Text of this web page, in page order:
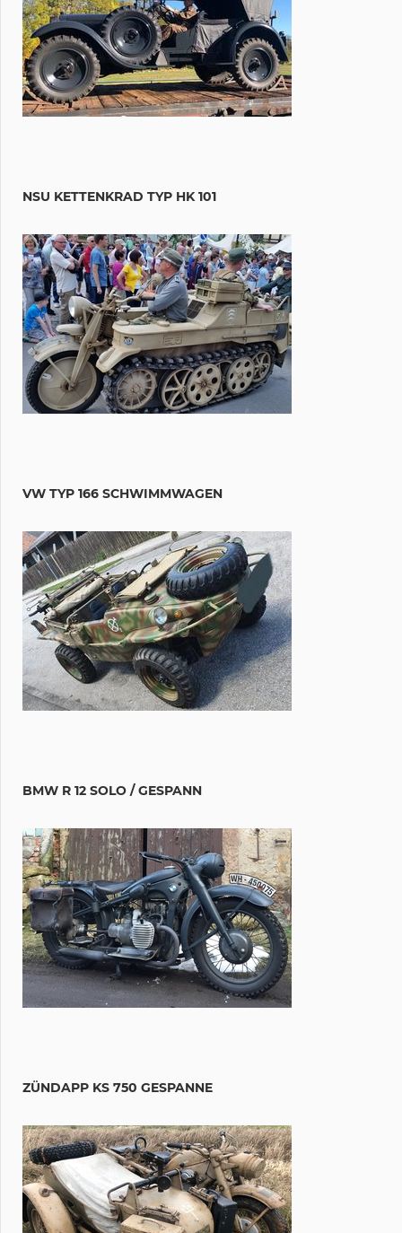
NSU KETTENKRAD TYP HK 101
VW TYP 166 SCHWIMMWAGEN
BMW R 12 SOLO / GESPANN
ZÜNDAPP KS 750 GESPANNE